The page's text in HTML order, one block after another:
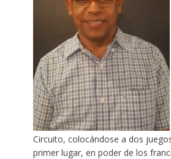
Circuito, colocándose a dos
primer lugar, en poder de los